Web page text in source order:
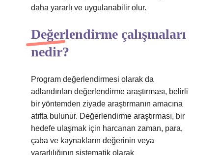
daha yararlı ve uygulanabilir olur.
Değerlendirme çalışmaları
nedir?
Program değerlendirmesi olarak da
adlandırılan değerlendirme araştırması, belirli
bir yöntemden ziyade araştırmanın amacına
atıfta bulunur. Değerlendirme araştırması, bir
hedefe ulaşmak için harcanan zaman, para,
çaba ve kaynakların değerinin veya
yararlılığının sistematik olarak